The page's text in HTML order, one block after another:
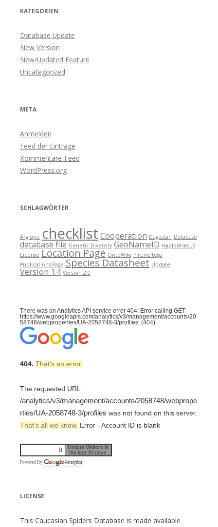
KATEGORIEN
Database Update
New Version
New/Updated Feature
Uncategorized
META
Anmelden
Feed der Einträge
Kommentare-Feed
WordPress.org
SCHLAGWÖRTER
Argiope checklist Cooperation Dagestan Database
database file Genetic Diversity GeoNameID Haplodrassus
License Location Page OntoWiki Pireneitega
Publications Page Species Datasheet Update
Version 1.4 Version 2.0
There was an Analytics API service error 404: Error calling GET
https://www.googleapis.com/analytics/v3/management/accounts/20
58748/webproperties/UA-2058748-3/profiles: (404)
404. That’s an error.
The requested URL
/analytics/v3/management/accounts/2058748/webprope
rties/UA-2058748-3/profiles was not found on this server.
That’s all we know. Error - Account ID is blank
0
Unique Visitors in
the last 30 days
Powered By
LICENSE
This Caucasian Spiders Database is made available